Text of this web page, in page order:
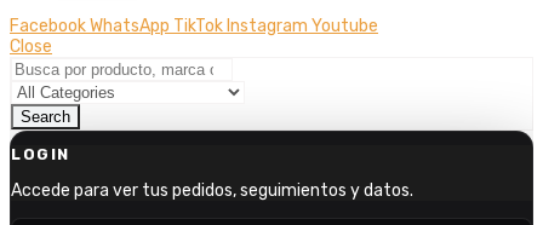
FacebookWhatsApp TikTok Instagram Youtube
Close
Search
LOGIN
Accede para ver tus pedidos, seguimientos y datos.